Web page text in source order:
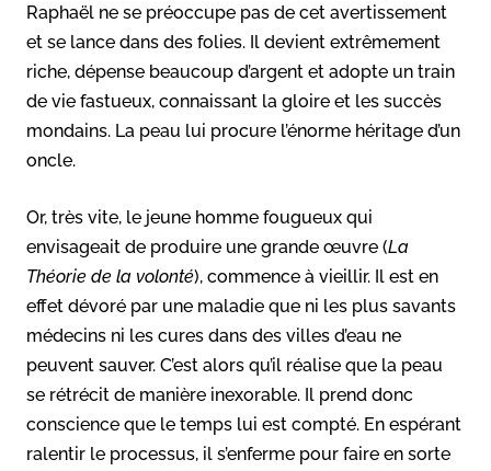
Raphaël ne se préoccupe pas de cet avertissement
et se lance dans des folies. Il devient extrêmement
riche, dépense beaucoup d’argent et adopte un train
de vie fastueux, connaissant la gloire et les succès
mondains. La peau lui procure l’énorme héritage d’un
oncle.
Or, très vite, le jeune homme fougueux qui
envisageait de produire une grande œuvre (La
Théorie de la volonté), commence à vieillir. Il est en
effet dévoré par une maladie que ni les plus savants
médecins ni les cures dans des villes d’eau ne
peuvent sauver. C’est alors qu’il réalise que la peau
se rétrécit de manière inexorable. Il prend donc
conscience que le temps lui est compté. En espérant
ralentir le processus, il s’enferme pour faire en sorte